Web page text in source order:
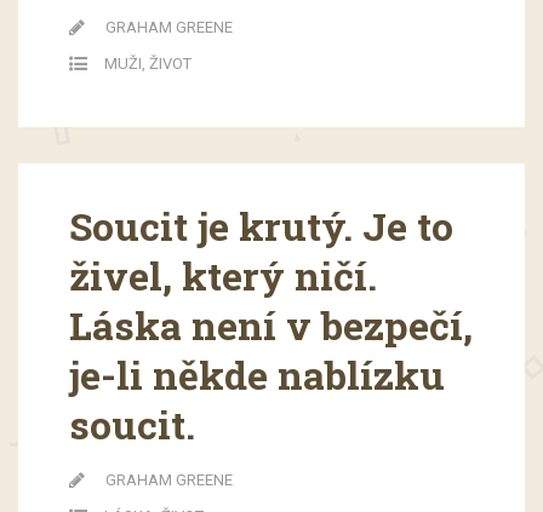
GRAHAM GREENE
MUŽI, ŽIVOT
Soucit je krutý. Je to
živel, který ničí.
Láska není v bezpečí,
je-li někde nablízku
soucit.
GRAHAM GREENE